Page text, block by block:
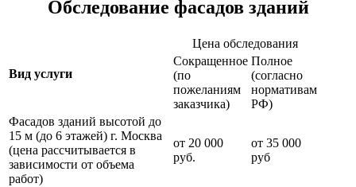
Обследование фасадов зданий
Вид услуги
Цена обследования
Сокращенное
(по
пожеланиям
заказчика)
Полное
(согласно
нормативам
РФ)
Фасадов зданий высотой до
15 м (до 6 этажей) г. Москва
(цена рассчитывается в
зависимости от объема
работ)
от 20 000
руб.
от 35 000
руб